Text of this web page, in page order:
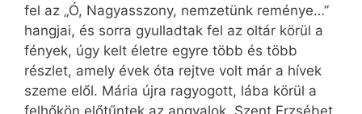
fel az „Ó, Nagyasszony, nemzetünk reménye…”
hangjai, és sorra gyulladtak fel az oltár körül a
fények, úgy kelt életre egyre több és több
részlet, amely évek óta rejtve volt már a hívek
szeme elől. Mária újra ragyogott, lába körül a